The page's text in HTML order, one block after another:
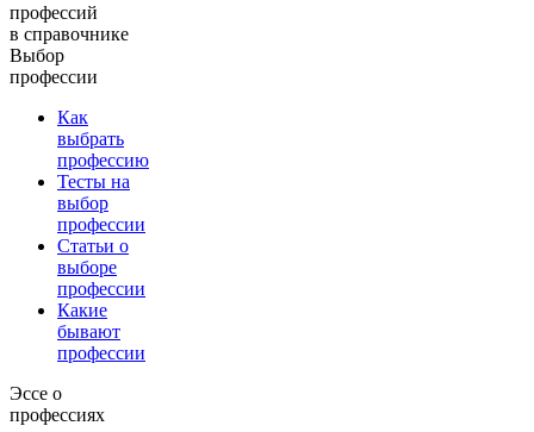
профессий
в справочнике
Выбор
профессии
Как
выбрать
профессию
Тесты на
выбор
профессии
Статьи о
выборе
профессии
Какие
бывают
профессии
Эссе о
профессиях